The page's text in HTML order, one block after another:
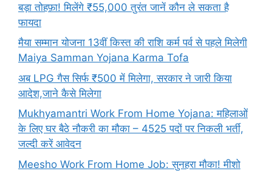
बड़ा तोहफ़ा! मिलेंगे ₹55,000 तुरंत जानें कौन ले सकता है
फायदा
मैया सम्मान योजना 13वीं किस्त की राशि कर्म पर्व से पहले मिलेगी
Maiya Samman Yojana Karma Tofa
अब LPG गैस सिर्फ ₹500 में मिलेगा, सरकार ने जारी किया
आदेश,जाने कैसे मिलेगा
Mukhyamantri Work From Home Yojana: महिलाओं
के लिए घर बैठे नौकरी का मौका – 4525 पदों पर निकली भर्ती,
जल्दी करें आवेदन
Meesho Work From Home Job: सुनहरा मौका! मीशो